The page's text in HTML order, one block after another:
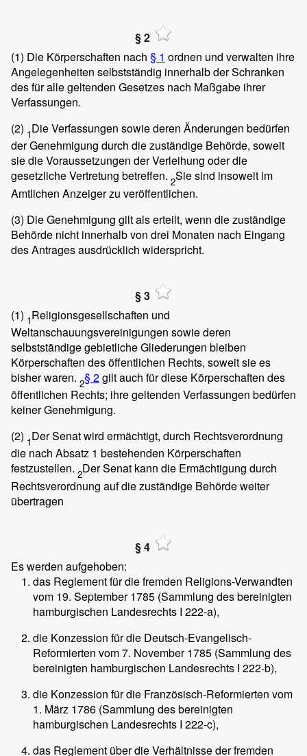
§ 2
(1) Die Körperschaften nach § 1 ordnen und verwalten ihre
Angelegenheiten selbstständig innerhalb der Schranken
des für alle geltenden Gesetzes nach Maßgabe ihrer
Verfassungen.
(2) 1Die Verfassungen sowie deren Änderungen bedürfen
der Genehmigung durch die zuständige Behörde, soweit
sie die Voraussetzungen der Verleihung oder die
gesetzliche Vertretung betreffen. 2Sie sind insoweit im
Amtlichen Anzeiger zu veröffentlichen.
(3) Die Genehmigung gilt als erteilt, wenn die zuständige
Behörde nicht innerhalb von drei Monaten nach Eingang
des Antrages ausdrücklich widerspricht.
§ 3
(1) 1Religionsgesellschaften und
Weltanschauungsvereinigungen sowie deren
selbstständige gebietliche Gliederungen bleiben
Körperschaften des öffentlichen Rechts, soweit sie es
bisher waren. 2§ 2gilt auch für diese Körperschaften des
öffentlichen Rechts; ihre geltenden Verfassungen bedürfen
keiner Genehmigung.
(2) 1Der Senat wird ermächtigt, durch Rechtsverordnung
die nach Absatz 1 bestehenden Körperschaften
festzustellen. 2Der Senat kann die Ermächtigung durch
Rechtsverordnung auf die zuständige Behörde weiter
übertragen
§ 4
Es werden aufgehoben:
das Reglement für die fremden Religions-Verwandten
vom 19. September 1785 (Sammlung des bereinigten
hamburgischen Landesrechts I 222-a),
die Konzession für die Deutsch-Evangelisch-
Reformierten vom 7. November 1785 (Sammlung des
bereinigten hamburgischen Landesrechts I 222-b),
die Konzession für die Französisch-Reformierten vom
1. März 1786 (Sammlung des bereinigten
hamburgischen Landesrechts I 222-c),
das Reglement über die Verhältnisse der fremden